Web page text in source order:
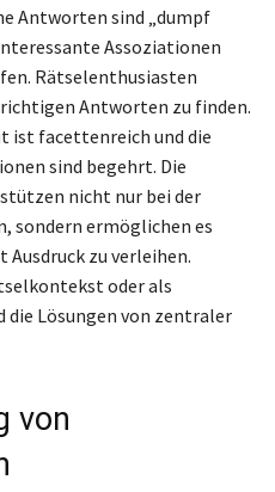
Antworten sind „dumpf
Assoziationen
Rätselenthusiasten
Antworten zu finden.
ist facettenreich und die
sind begehrt. Die
nicht nur bei der
sondern ermöglichen es
zu verleihen.
oder als
die Lösungen von zentraler
von